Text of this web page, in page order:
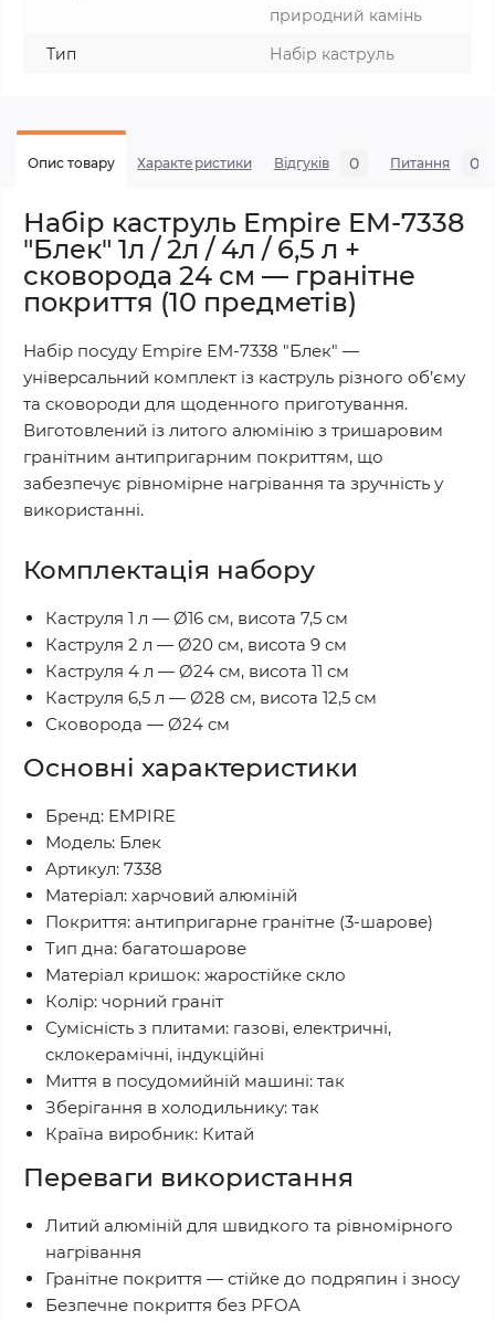
природний камінь
Тип
Набір каструль
Опис товару Характеристики Відгуків 0 Питання 0
Набір каструль Empire EM-7338
"Блек" 1л / 2л / 4л / 6,5 л +
сковорода 24 см — гранітне
покриття (10 предметів)
Набір посуду Empire EM-7338 "Блек" —
універсальний комплект із каструль різного об’єму
та сковороди для щоденного приготування.
Виготовлений із литого алюмінію з тришаровим
гранітним антипригарним покриттям, що
забезпечує рівномірне нагрівання та зручність у
використанні.
Комплектація набору
Каструля 1 л — Ø16 см, висота 7,5 см
Каструля 2 л — Ø20 см, висота 9 см
Каструля 4 л — Ø24 см, висота 11 см
Каструля 6,5 л — Ø28 см, висота 12,5 см
Сковорода — Ø24 см
Основні характеристики
Бренд: EMPIRE
Модель: Блек
Артикул: 7338
Матеріал: харчовий алюміній
Покриття: антипригарне гранітне (3-шарове)
Тип дна: багатошарове
Матеріал кришок: жаростійке скло
Колір: чорний граніт
Сумісність з плитами: газові, електричні,
склокерамічні, індукційні
Миття в посудомийній машині: так
Зберігання в холодильнику: так
Країна виробник: Китай
Переваги використання
Литий алюміній для швидкого та рівномірного
нагрівання
Гранітне покриття — стійке до подряпин і зносу
Безпечне покриття без PFOA